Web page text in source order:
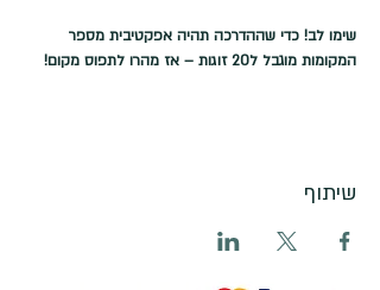
שימו לב! כדי שההדרכה תהיה אפקטיבית מספר
המקומות מוגבל ל20 זוגות – אז מהרו לתפוס מקום!
שיתוף